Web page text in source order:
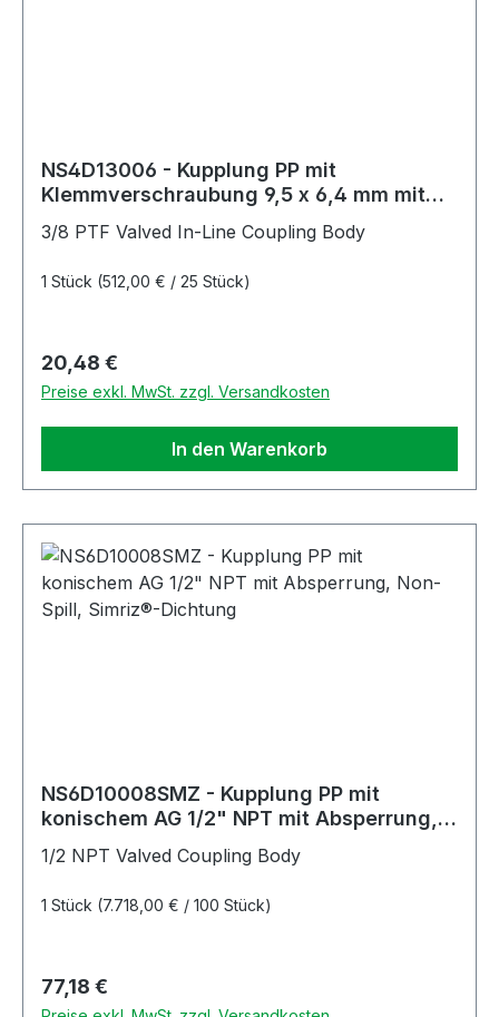
NS4D13006 - Kupplung PP mit
Klemmverschraubung 9,5 x 6,4 mm mit
3/8 PTF Valved In-Line Coupling Body
1 Stück (512,00 € / 25 Stück)
Regulärer Preis:
20,48 €
Preise exkl. MwSt. zzgl. Versandkosten
In den Warenkorb
NS6D10008SMZ - Kupplung PP mit
konischem AG 1/2" NPT mit Absperrung,
1/2 NPT Valved Coupling Body
1 Stück (7.718,00 € / 100 Stück)
Regulärer Preis:
77,18 €